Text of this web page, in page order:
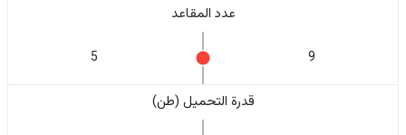
عدد المقاعد
9
5
قدرة التحميل (طن)